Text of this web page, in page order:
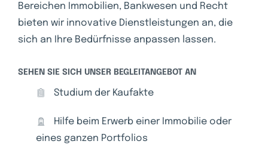
Bereichen Immobilien, Bankwesen und Recht
bieten wir innovative Dienstleistungen an, die
sich an Ihre Bedürfnisse anpassen lassen.
SEHEN SIE SICH UNSER BEGLEITANGEBOT AN
Studium der Kaufakte
Hilfe beim Erwerb einer Immobilie oder
eines ganzen Portfolios